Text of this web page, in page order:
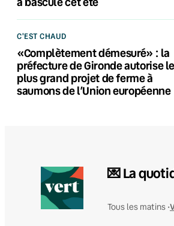
C'EST CHAUD
«Complètement démesuré» : la
préfecture de Gironde autorise le
plus grand projet de ferme à
saumons de l’Union européenne
💌 La
Tous les matins •